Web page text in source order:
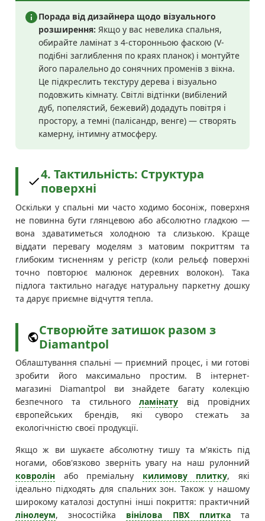
Порада від дизайнера щодо візуального
розширення: Якщо у вас невелика спальня,
обирайте ламінат з 4-сторонньою фаскою (V-
подібні заглиблення по краях планок) і монтуйте
його паралельно до сонячних променів з вікна.
Це підкреслить текстуру дерева і візуально
подовжить кімнату. Світлі відтінки (вибілений
дуб, попелястий, бежевий) додадуть повітря і
простору, а темні (палісандр, венге) — створять
камерну, інтимну атмосферу.
4. Тактильність: Структура
поверхні
Оскільки у спальні ми часто ходимо босоніж, поверхня
не повинна бути глянцевою або абсолютно гладкою —
вона здаватиметься холодною та слизькою. Краще
віддати перевагу моделям з матовим покриттям та
глибоким тисненням у регістр (коли рельєф поверхні
точно повторює малюнок деревних волокон). Така
підлога тактильно нагадує натуральну паркетну дошку
та дарує приємне відчуття тепла.
Створюйте затишок разом з
Diamantpol
Облаштування спальні — приємний процес, і ми готові
зробити його максимально простим. В інтернет-
магазині Diamantpol ви знайдете багату колекцію
безпечного та стильноголамінату від провідних
європейських брендів, які суворо стежать за
екологічністю своєї продукції.
Якщо ж ви шукаєте абсолютну тишу та м'якість під
ногами, обов'язково зверніть увагу на наш рулонний
ковролін або преміальну килимову плитку, які
ідеально підходять для спальних зон. Також у нашому
широкому каталозі доступні інші покриття: практичний
лінолеум, зносостійка вінілова ПВХ плитката